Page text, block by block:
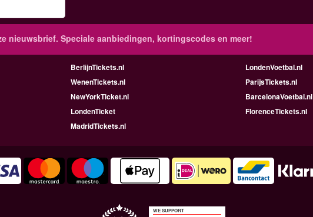
nieuwsbrief. Speciale aanbiedingen, kortingscodes en meer!
BerlijnTickets.nl
LondenVoetbal.nl
WenenTickets.nl
ParijsTickets.nl
NewYorkTicket.nl
BarcelonaVoetbal.nl
LondenTicket
FlorenceTickets.nl
MadridTickets.nl
WE SUPPORT